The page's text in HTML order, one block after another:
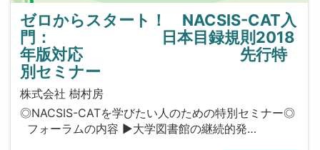
ゼロからスタート！ NACSIS-CAT入
門： 日本目録規則2018
年版対応 先行特
別セミナー
株式会社 樹村房
◎NACSIS-CATを学びたい人のための特別セミナー◎
フォーラムの内容 ▶大学図書館の継続的発…